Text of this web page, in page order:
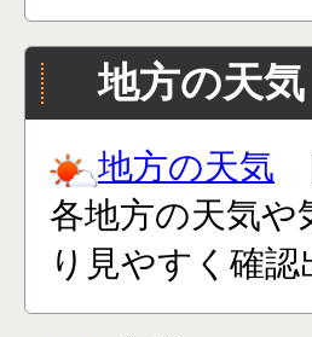
地方の天気
地方の天気
各地方の天気や
り見やすく確認